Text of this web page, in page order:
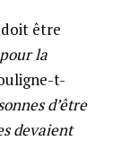
doit être
la
t-
d’être
devaient